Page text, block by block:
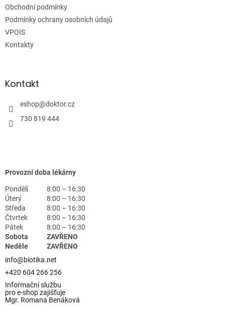
Obchodní podmínky
Podmínky ochrany osobních údajů
VPOIS
Kontakty
Kontakt
eshop@doktor.cz
730 819 444
Provozní doba lékárny
Pondělí
8:00 – 16:30
Úterý
8:00 – 16:30
Středa
8:00 – 16:30
Čtvrtek
8:00 – 16:30
Pátek
8:00 – 16:30
Sobota
ZAVŘENO
Neděle
ZAVŘENO
info@biotika.net
+420 604 266 256
Informační službu
pro e-shop zajišťuje
Mgr. Romana Benáková